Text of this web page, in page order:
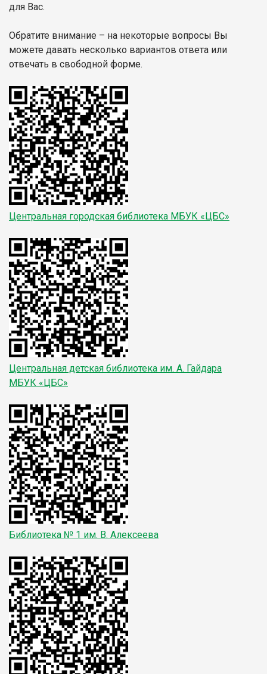
для Вас.
Обратите внимание – на некоторые вопросы Вы
можете давать несколько вариантов ответа или
отвечать в свободной форме.
Центральная городская библиотека МБУК «ЦБС»
Центральная детская библиотека им. А. Гайдара
МБУК «ЦБС»
Библиотека № 1 им. В. Алексеева